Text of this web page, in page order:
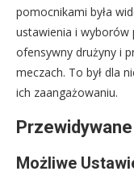
pomocnikami była
ustawienia i wyborów
ofensywny drużyny i
meczach. To był dla
ich zaangażowaniu.
Możliwe